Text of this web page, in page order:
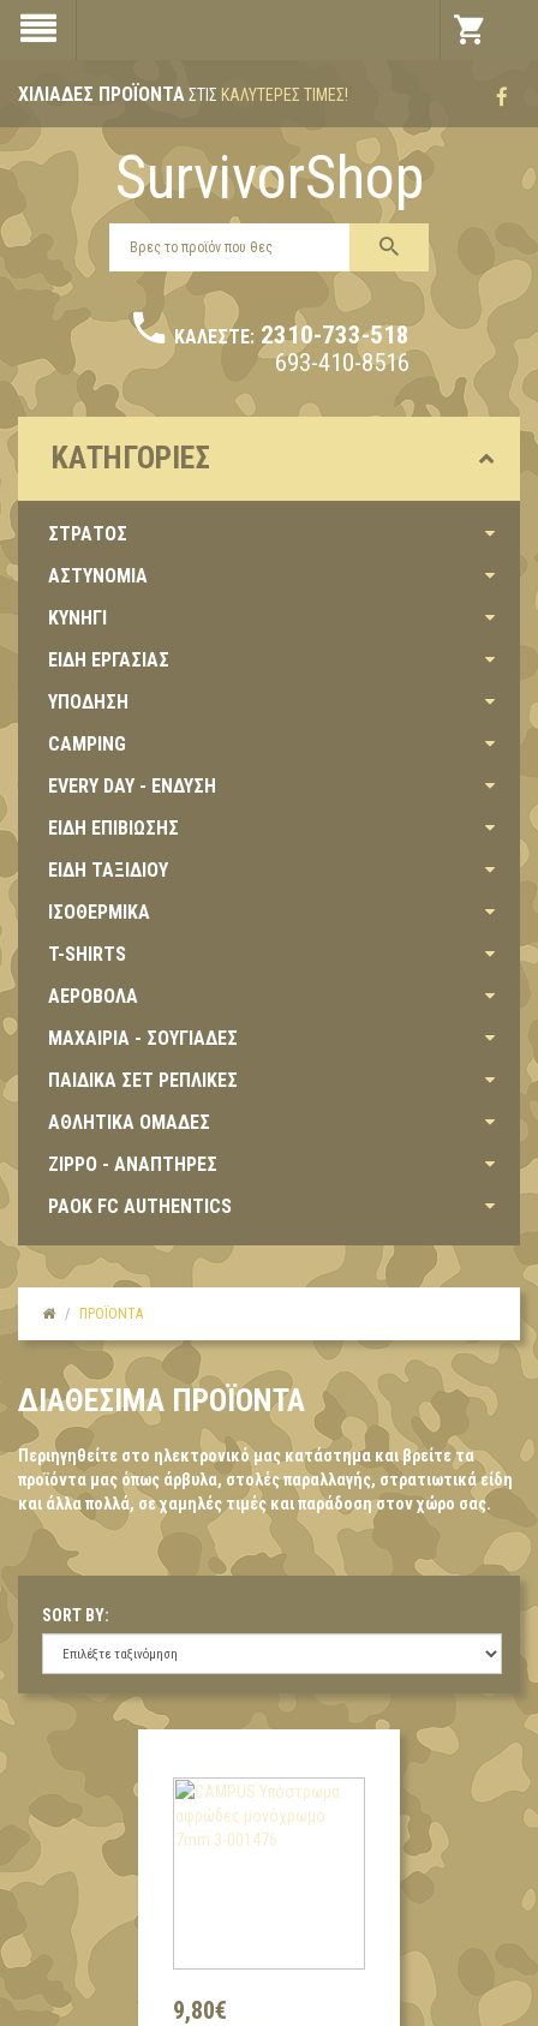
ΧΙΛΙΆΔΕΣ ΠΡΟΪΌΝΤΑΣΤΙΣ ΚΑΛΎΤΕΡΕΣ ΤΙΜΈΣ!
SurvivorShop
ΚΑΛΈΣΤΕ: 2310-733-518
693-410-8516
ΚΑΤΗΓΟΡΊΕΣ
ΣΤΡΑΤΟΣ
ΑΣΤΥΝΟΜΙΑ
ΚΥΝΗΓΙ
ΕΙΔΗ ΕΡΓΑΣΙΑΣ
ΥΠΟΔΗΣΗ
CAMPING
EVERY DAY - ΕΝΔΥΣΗ
ΕΙΔΗ ΕΠΙΒΙΩΣΗΣ
ΕΙΔΗ ΤΑΞΙΔΙΟΥ
ΙΣΟΘΕΡΜΙΚΑ
T-SHIRTS
ΑΕΡΟΒΟΛΑ
ΜΑΧΑΙΡΙΑ - ΣΟΥΓΙΑΔΕΣ
ΠΑΙΔΙΚΑ ΣΕΤ ΡΕΠΛΙΚΕΣ
ΑΘΛΗΤΙΚΑ ΟΜΑΔΕΣ
ZIPPO - ΑΝΑΠΤΗΡΕΣ
PAOK FC AUTHENTICS
ΠΡΟΪΟΝΤΑ
ΔΙΑΘΈΣΙΜΑ ΠΡΟΪΌΝΤΑ
Περιηγηθείτε στο ηλεκτρονικό μας κατάστημα και βρείτε τα
προϊόντα μας όπως άρβυλα, στολές παραλλαγής, στρατιωτικά είδη
και άλλα πολλά, σε χαμηλές τιμές και παράδοση στον χώρο σας.
SORT BY:
9,80€